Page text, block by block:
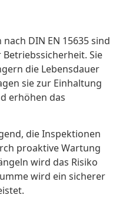
DIN EN 15635 sind
Sie
die Lebensdauer
sie zur Einhaltung
erhöhen das
die Inspektionen
proaktive Wartung
wird das Risiko
wird ein sicherer